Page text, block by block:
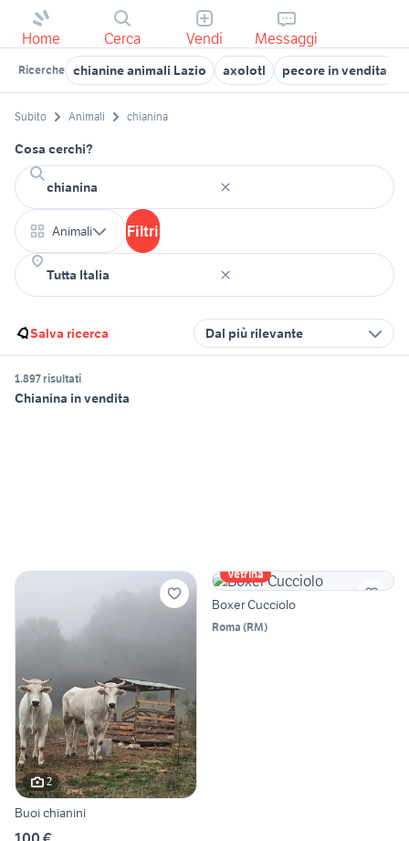
Home Cerca Vendi Messaggi
Ricerche chianine animali Lazio axolotl pecore in vendita
Subito Animali chianina
Cosa cerchi?
Animali Filtri
Salva ricerca Dal più rilevante
1.897 risultati
Chianina in vendita
2
Buoi chianini
Vetrina
Boxer Cucciolo
Roma (RM)